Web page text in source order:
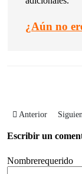
¿Aún no
Artículo anterior:
Anterior
Escribir un
Nombrerequerido